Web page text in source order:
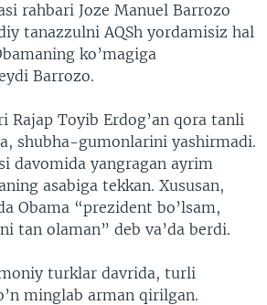
rahbari Joze Manuel Barrozo
tanazzulni AQSh yordamisiz hal
ko’magiga
Barrozo.
Rajap Toyib Erdog’an qora tanli
shubha-gumonlarini yashirmadi.
davomida yangragan ayrim
asabiga tekkan. Xususan,
Obama “prezident bo’lsam,
tan olaman” deb va’da berdi.
turklar davrida, turli
minglab arman qirilgan.